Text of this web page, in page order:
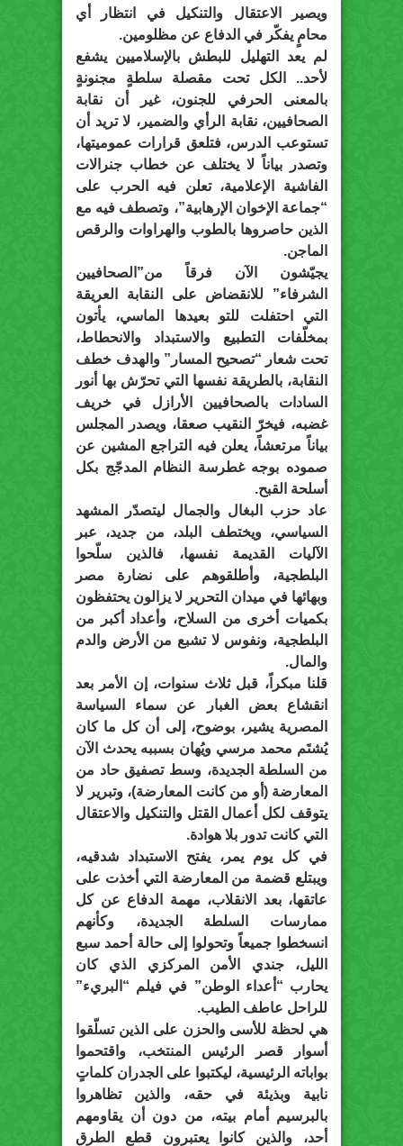
ويصير الاعتقال والتنكيل في انتظار أي
محامٍ يفكّر في الدفاع عن مظلومين.
لم يعد التهليل للبطش بالإسلاميين يشفع
لأحد.. الكل تحت مقصلة سلطةٍ مجنونةٍ
بالمعنى الحرفي للجنون، غير أن نقابة
الصحافيين، نقابة الرأي والضمير، لا تريد أن
تستوعب الدرس، فتلعق قرارات عموميتها،
وتصدر بياناً لا يختلف عن خطاب جنرالات
الفاشية الإعلامية، تعلن فيه الحرب على
“جماعة الإخوان الإرهابية”، وتصطف فيه مع
الذين حاصروها بالطوب والهراوات والرقص
الماجن.
يجيّشون الآن فرقاً من”الصحافيين
الشرفاء” للانقضاض على النقابة العريقة
التي احتفلت للتو بعيدها الماسي، يأتون
بمخلّفات التطبيع والاستبداد والانحطاط،
تحت شعار “تصحيح المسار” والهدف خطف
النقابة، بالطريقة نفسها التي تحرّش بها أنور
السادات بالصحافيين الأرازل في خريف
غضبه، فيخرّ النقيب صعقا، ويصدر المجلس
بياناً مرتعشاً، يعلن فيه التراجع المشين عن
صموده بوجه غطرسة النظام المدجّج بكل
أسلحة القبح.
عاد حزب البغال والجمال ليتصدّر المشهد
السياسي، ويختطف البلد، من جديد، عبر
الآليات القديمة نفسها، فالذين سلّحوا
البلطجية، وأطلقوهم على نضارة مصر
وبهائها في ميدان التحرير لا يزالون يحتفظون
بكميات أخرى من السلاح، وأعداد أكبر من
البلطجية، ونفوس لا تشبع من الأرض والدم
والمال.
قلنا مبكراً، قبل ثلاث سنوات، إن الأمر بعد
انقشاع بعض الغبار عن سماء السياسة
المصرية يشير، بوضوح، إلى أن كل ما كان
يُشتَم محمد مرسي ويُهان بسببه يحدث الآن
من السلطة الجديدة، وسط تصفيق حاد من
المعارضة (أو من كانت المعارضة)، وتبرير لا
يتوقف لكل أعمال القتل والتنكيل والاعتقال
التي كانت تدور بلا هوادة.
في كل يوم يمر، يفتح الاستبداد شدقيه،
ويبتلع قضمة من المعارضة التي أخذت على
عاتقها، بعد الانقلاب، مهمة الدفاع عن كل
ممارسات السلطة الجديدة، وكأنهم
انسخطوا جميعاً وتحولوا إلى حالة أحمد سبع
الليل، جندي الأمن المركزي الذي كان
يحارب “أعداء الوطن” في فيلم “البريء”
للراحل عاطف الطيب.
هي لحظة للأسى والحزن على الذين تسلّقوا
أسوار قصر الرئيس المنتخب، واقتحموا
بواباته الرئيسية، ليكتبوا على الجدران كلماتٍ
نابية وبذيئة في حقه، والذين تظاهروا
بالبرسيم أمام بيته، من دون أن يقاومهم
أحد، والذين كانوا يعتبرون قطع الطرق